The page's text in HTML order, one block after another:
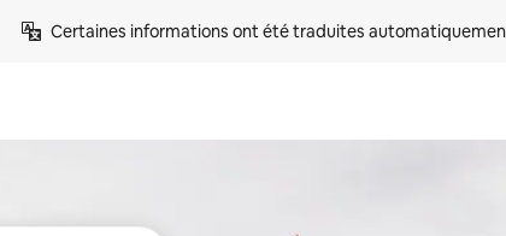
Certaines informations ont été traduites